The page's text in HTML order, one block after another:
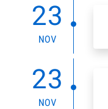
23
NOV
23
NOV